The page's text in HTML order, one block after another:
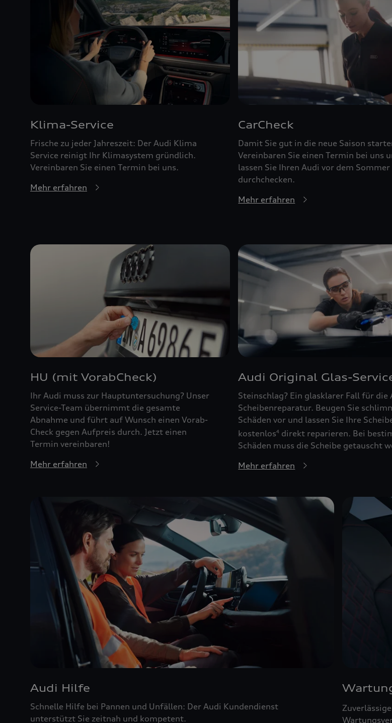
Klima-Service
Frische zu jeder Jahreszeit: Der Audi Klima
Service reinigt Ihr Klimasystem gründlich.
Vereinbaren Sie einen Termin bei uns.
Mehr erfahren
CarCheck
Damit Sie gut in die neue Saison
Vereinbaren Sie einen Termin bei uns
lassen Sie Ihren Audi vor dem Sommer
durchchecken.
Mehr erfahren
HU (mit VorabCheck)
Ihr Audi muss zur Hauptuntersuchung? Unser
Service-Team übernimmt die gesamte
Abnahme und führt auf Wunsch einen Vorab-
Check gegen Aufpreis durch. Jetzt einen
Termin vereinbaren!
Mehr erfahren
Audi Original Glas-
Steinschlag? Ein glasklarer Fall für die
Scheibenreparatur. Beugen Sie
Schäden vor und lassen Sie Ihre
kostenlos4 direkt reparieren. Bei
Schäden muss die Scheibe getauscht
Mehr erfahren
Audi Hilfe
Schnelle Hilfe bei Pannen und Unfällen: Der Audi Kundendienst
unterstützt Sie zeitnah und kompetent.